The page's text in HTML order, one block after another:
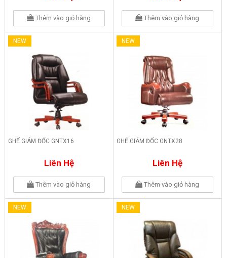
Thêm vào giỏ hàng Thêm vào giỏ hàng
NEW
GHẾ GIÁM ĐỐC GNTX16
Liên Hệ
Thêm vào giỏ hàng
NEW
GHẾ GIÁM ĐỐC GNTX28
Liên Hệ
Thêm vào giỏ hàng
NEW NEW